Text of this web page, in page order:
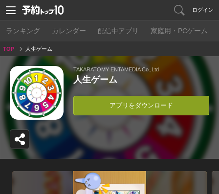
ログイン
ランキング カレンダー 配信中アプリ 家庭用・PCゲーム
TOP 人生ゲーム
TAKARATOMY ENTAMEDIA Co.,Ltd
人生ゲーム
アプリをダウンロード